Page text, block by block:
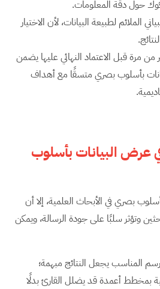
حول دقة المعلومات.
الملائم لطبيعة البيانات، لأن الاختيار
من مرة قبل الاعتماد النهائي عليها يضمن
بأسلوب بصري متسقًا مع أهداف
عرض البيانات بأسلوب
بصري في الأبحاث العلمية، إلا أن
وتؤثر سلبًا على جودة الرسالة، ويمكن
المناسب يجعل النتائج مبهمة؛
بمخطط أعمدة قد يضلل القارئ بدلًا